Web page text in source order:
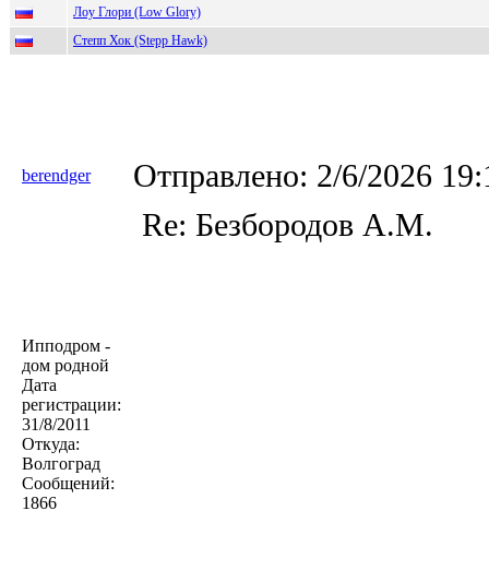
Лоу Глори (Low Glory)
Степп Хок (Stepp Hawk)
berendger Отправлено: 2/6/2026
Ипподром -
дом родной
Дата
регистрации:
31/8/2011
Откуда:
Волгоград
Сообщений:
1866
Re: Безбородов А.М.